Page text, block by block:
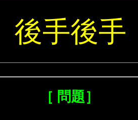
後手後手
［ 問題］